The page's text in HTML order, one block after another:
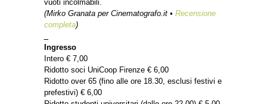
vuoti incolmabili.
(Mirko Granata per Cinematografo.it • Recensione
completa)
Ingresso
Intero € 7,00
Ridotto soci UniCoop Firenze € 6,00
Ridotto over 65 (fino alle ore 18.30, esclusi festivi e
prefestivi) € 6,00